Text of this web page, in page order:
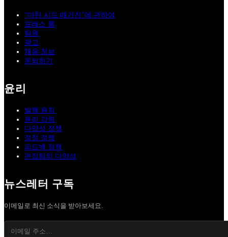
“마틴 시드 매거진”에 관하여
프레스 룸
팀원
광고
채용 정보
문의하기
윤리
발행 원칙
윤리 강령
다양성 정책
정정 정책
피드백 정책
편집팀의 다양성
뉴스레터 구독
이메일로 최신 소식을 받아보세요.